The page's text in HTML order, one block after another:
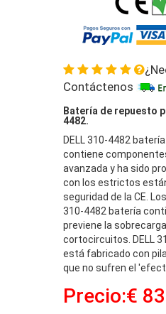
Contáctenos
Batería de repuesto
4482.
DELL 310-4482
contiene
avanzada y ha sido
con los estrictos
seguridad de la CE.
310-4482 batería
previene la
cortocircuitos. DELL
está fabricado con
que no sufren el
Precio:€